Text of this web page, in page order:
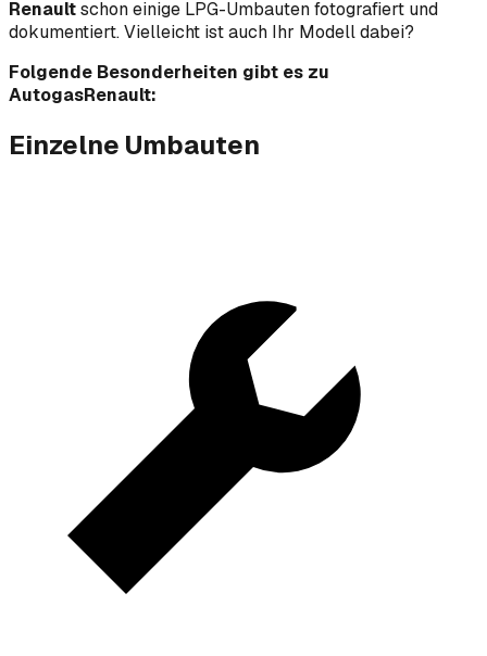
Renaultschon einige LPG-Umbauten fotografiert und
dokumentiert. Vielleicht ist auch Ihr Modell dabei?
Folgende Besonderheiten gibt es zu
AutogasRenault:
Einzelne Umbauten